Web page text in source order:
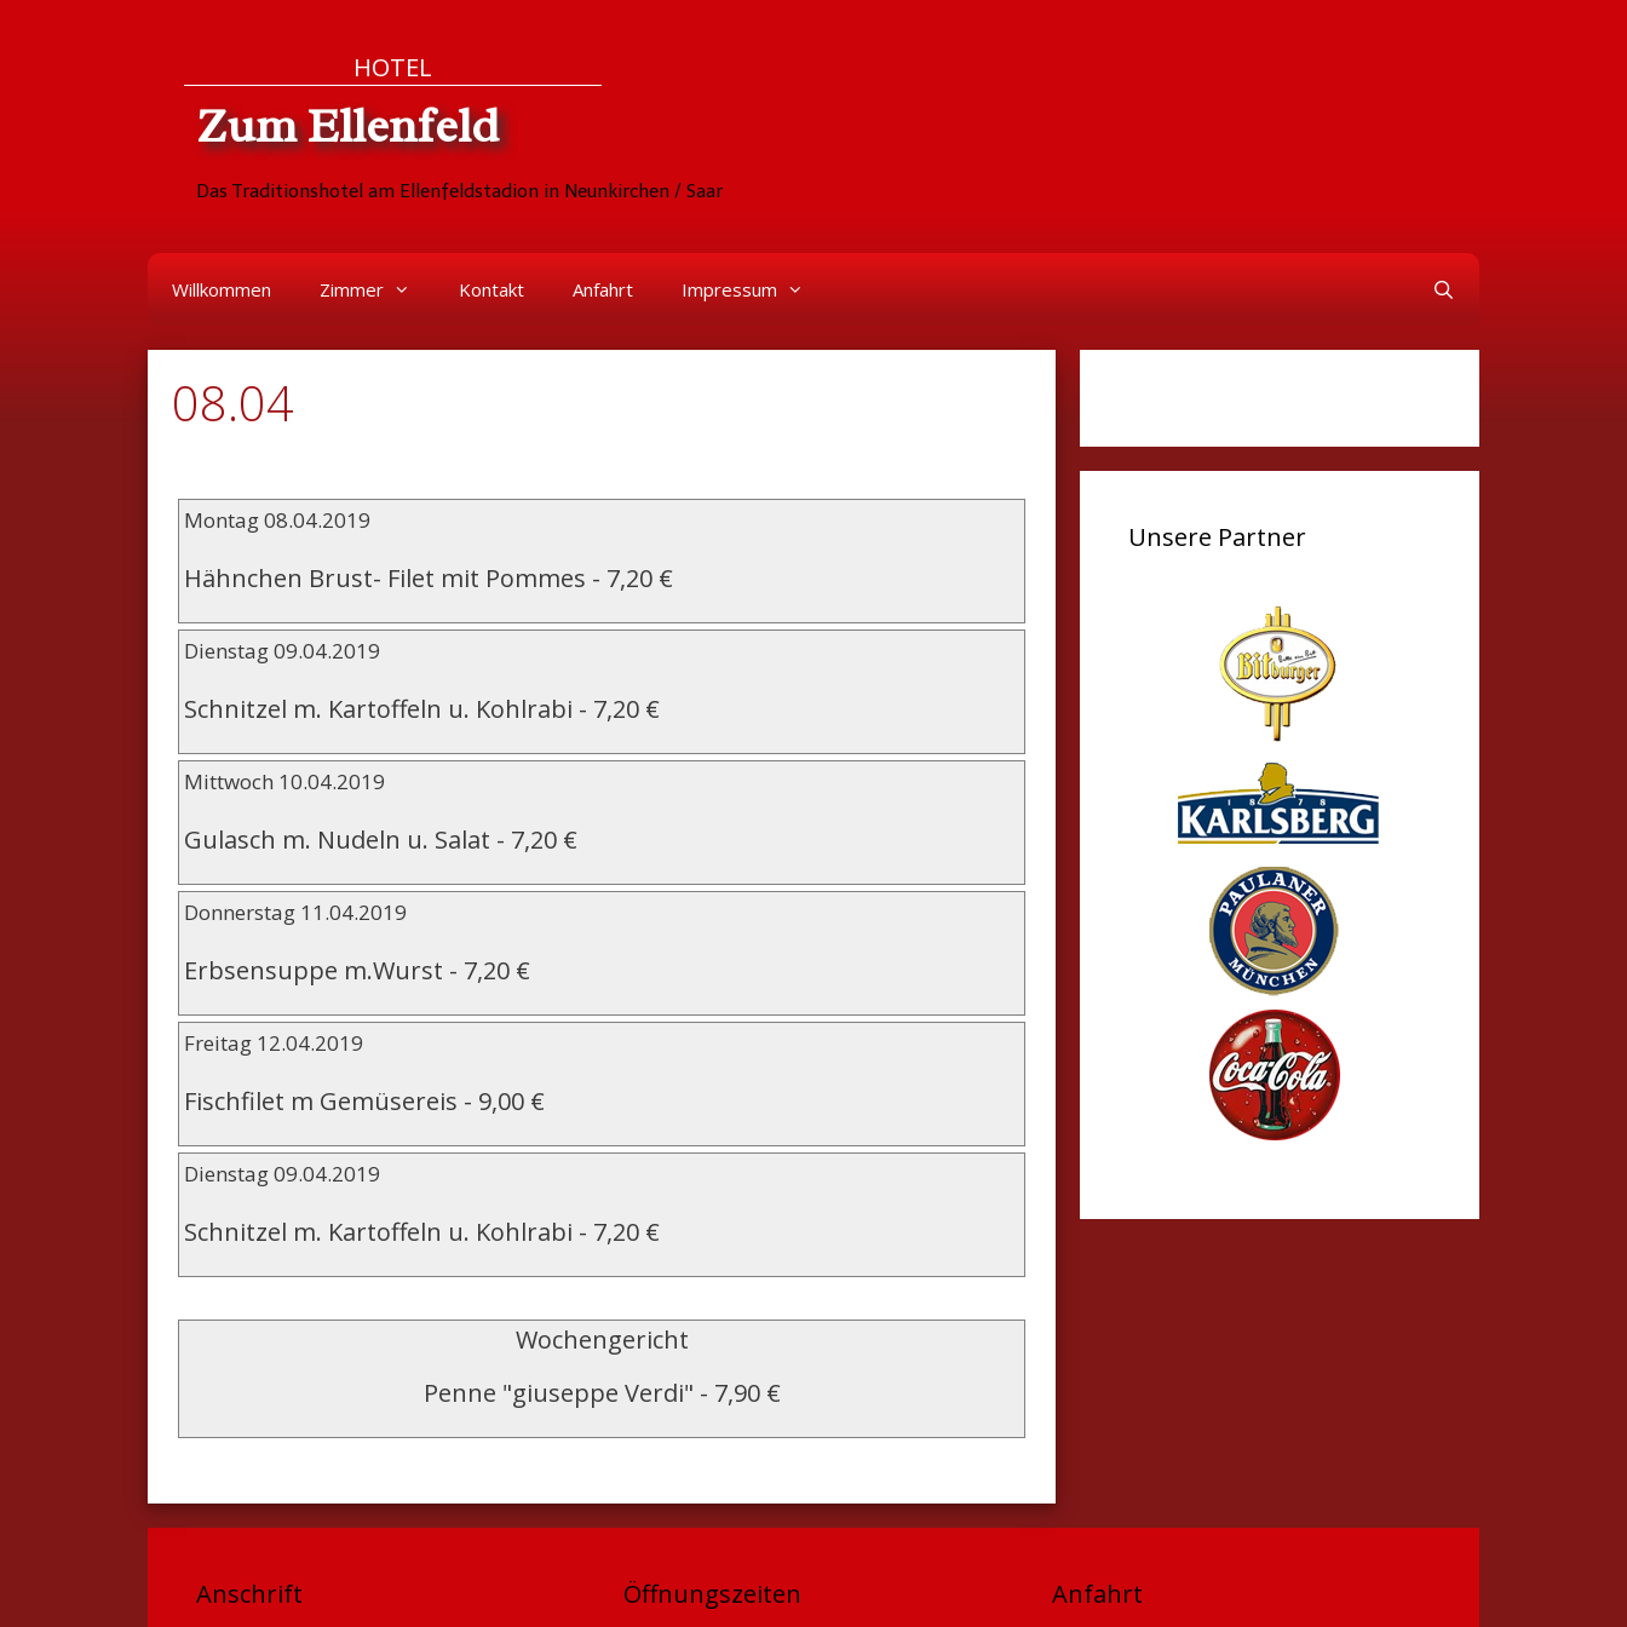
HOTEL
Zum Ellenfeld
Das Traditionshotel am Ellenfeldstadion in Neunkirchen / Saar
Willkommen Zimmer Kontakt Anfahrt Impressum
08.04
Montag 08.04.2019
Hähnchen Brust- Filet mit Pommes - 7,20 €
Dienstag 09.04.2019
Schnitzel m. Kartoffeln u. Kohlrabi - 7,20 €
Mittwoch 10.04.2019
Gulasch m. Nudeln u. Salat - 7,20 €
Donnerstag 11.04.2019
Erbsensuppe m.Wurst - 7,20 €
Freitag 12.04.2019
Fischfilet m Gemüsereis - 9,00 €
Dienstag 09.04.2019
Schnitzel m. Kartoffeln u. Kohlrabi - 7,20 €
Wochengericht
Penne "giuseppe Verdi" - 7,90 €
Unsere Partner
Anschrift Öffnungszeiten Anfahrt